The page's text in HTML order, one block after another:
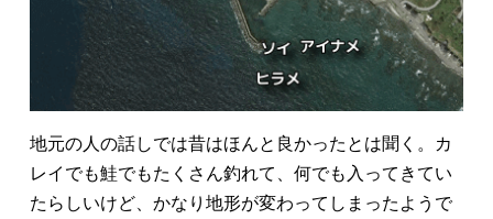
地元の人の話しでは昔はほんと良かったとは聞く。カ
レイでも鮭でもたくさん釣れて、何でも入ってきてい
たらしいけど、かなり地形が変わってしまったようで